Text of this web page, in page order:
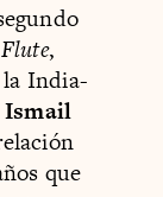
,
India-
Ismail
que